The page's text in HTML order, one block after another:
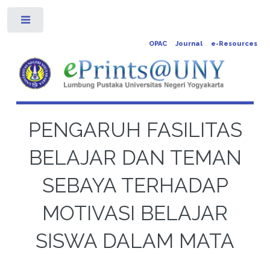
OPAC Journal e-Resources
PENGARUH FASILITAS
BELAJAR DAN TEMAN
SEBAYA TERHADAP
MOTIVASI BELAJAR
SISWA DALAM MATA